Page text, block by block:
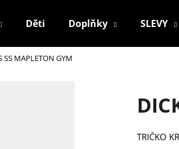
Děti Doplňky SLEVY
SS MAPLETON GYM
TRIČKO
Co potřebujete najít?
HLEDAT